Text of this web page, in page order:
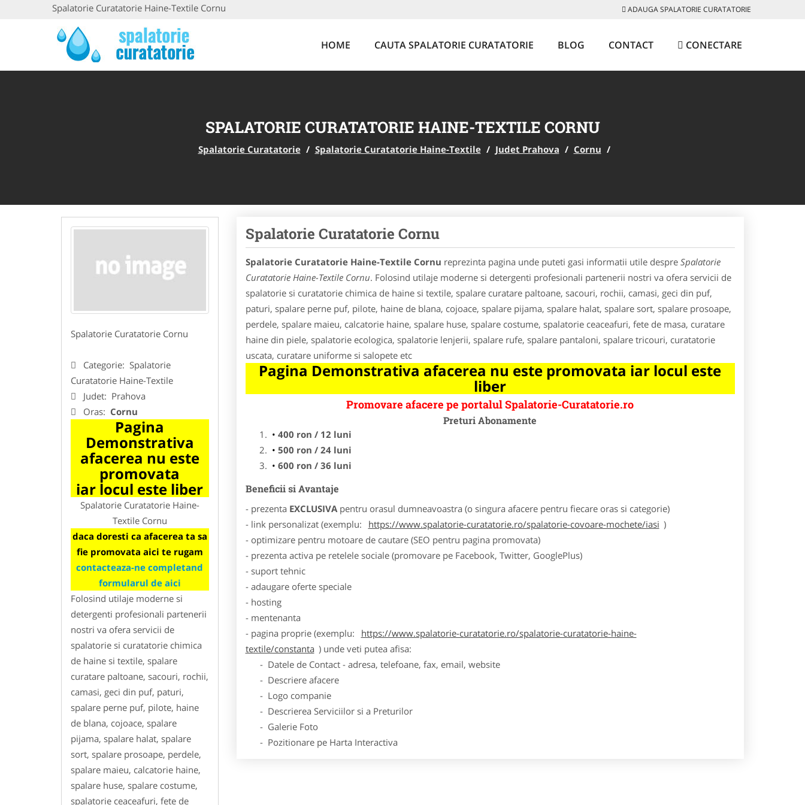
Spalatorie Curatatorie Haine-Textile Cornu ADAUGA SPALATORIE CURATATORIE
HOME CAUTA SPALATORIE CURATATORIE BLOG CONTACT CONECTARE
SPALATORIE CURATATORIE HAINE-TEXTILE CORNU
Spalatorie Curatatorie / Spalatorie Curatatorie Haine-Textile / Judet Prahova / Cornu /
Spalatorie Curatatorie Cornu
Categorie: Spalatorie
Curatatorie Haine-Textile
Judet: Prahova
Oras: Cornu
Pagina
Demonstrativa
afacerea nu este
promovata
iar locul este liber
Spalatorie Curatatorie Haine-
Textile Cornu
daca doresti ca afacerea ta sa
fie promovata aici te rugam
contacteaza-ne completand
formularul de aici
Folosind utilaje moderne si
detergenti profesionali partenerii
nostri va ofera servicii de
spalatorie si curatatorie chimica
de haine si textile, spalare
curatare paltoane, sacouri, rochii,
camasi, geci din puf, paturi,
spalare perne puf, pilote, haine
de blana, cojoace, spalare
pijama, spalare halat, spalare
sort, spalare prosoape, perdele,
spalare maieu, calcatorie haine,
spalare huse, spalare costume,
spalatorie ceaceafuri, fete de
Spalatorie Curatatorie Cornu
Spalatorie Curatatorie Haine-Textile Cornu reprezinta pagina unde puteti gasi informatii utile despre Spalatorie
Curatatorie Haine-Textile Cornu. Folosind utilaje moderne si detergenti profesionali partenerii nostri va ofera servicii de
spalatorie si curatatorie chimica de haine si textile, spalare curatare paltoane, sacouri, rochii, camasi, geci din puf,
paturi, spalare perne puf, pilote, haine de blana, cojoace, spalare pijama, spalare halat, spalare sort, spalare prosoape,
perdele, spalare maieu, calcatorie haine, spalare huse, spalare costume, spalatorie ceaceafuri, fete de masa, curatare
haine din piele, spalatorie ecologica, spalatorie lenjerii, spalare rufe, spalare pantaloni, spalare tricouri, curatatorie
uscata, curatare uniforme si salopete etc
Pagina Demonstrativa afacerea nu este promovata iar locul este
liber
Promovare afacere pe portalul Spalatorie-Curatatorie.ro
Preturi Abonamente
400 ron / 12 luni
500 ron / 24 luni
600 ron / 36 luni
Beneficii si Avantaje
- prezenta EXCLUSIVApentru orasul dumneavoastra (o singura afacere pentru fiecare oras si categorie)
- link personalizat (exemplu:
https://www.spalatorie-curatatorie.ro/spalatorie-covoare-mochete/iasi )
- optimizare pentru motoare de cautare (SEO pentru pagina promovata)
- prezenta activa pe retelele sociale (promovare pe Facebook, Twitter, GooglePlus)
- suport tehnic
- adaugare oferte speciale
- hosting
- mentenanta
- pagina proprie (exemplu:
https://www.spalatorie-curatatorie.ro/spalatorie-curatatorie-haine-
textile/constanta ) unde veti putea afisa:
- Datele de Contact - adresa, telefoane, fax, email, website
- Descriere afacere
- Logo companie
- Descrierea Serviciilor si a Preturilor
- Galerie Foto
- Pozitionare pe Harta Interactiva